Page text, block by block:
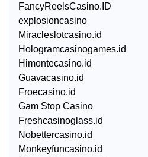
FancyReelsCasino.ID
explosioncasino
Miracleslotcasino.id
Hologramcasinogames.id
Himontecasino.id
Guavacasino.id
Froecasino.id
Gam Stop Casino
Freshcasinoglass.id
Nobettercasino.id
Monkeyfuncasino.id